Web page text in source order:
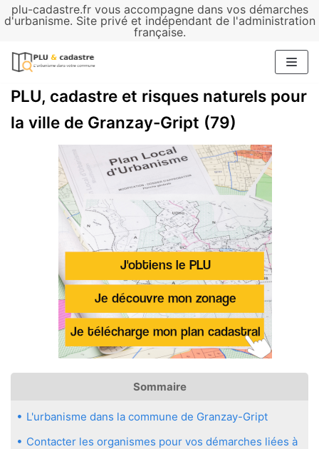
plu-cadastre.fr vous accompagne dans vos démarches
d'urbanisme. Site privé et indépendant de l'administration
française.
Aller
contenu
PLU, cadastre et risques naturels pour
la ville de Granzay-Gript (79)
Sommaire
L'urbanisme dans la commune de Granzay-Gript
Contacter les organismes pour vos démarches liées à